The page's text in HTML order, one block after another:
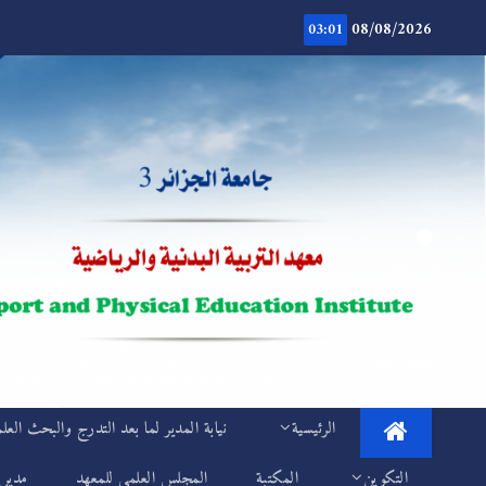
content
08/08/2026
03:01
.
الرئيسية
نيابة المدير لما بعد التدرج والبحث
التكوين
المكتبة المجلس العلمي للمعهد